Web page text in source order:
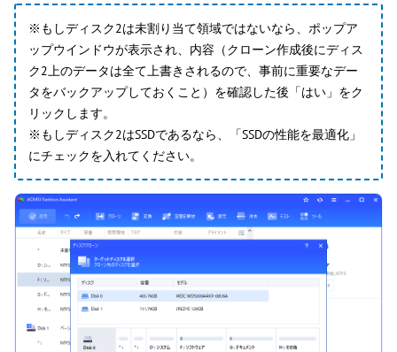
※もしディスク2は未割り当て領域ではないなら、ポップア
ップウインドウが表示され、内容（クローン作成後にディス
ク2上のデータは全て上書きされるので、事前に重要なデー
タをバックアップしておくこと）を確認した後「はい」をク
リックします。
※もしディスク2はSSDであるなら、「SSDの性能を最適化」
にチェックを入れてください。